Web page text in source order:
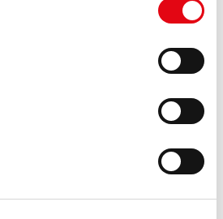
in ogni momento mediante il
cookie” a fine pagina. Per ulteriori
Cookie
e consigli sul
del lavoro